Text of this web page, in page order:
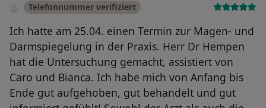
Telefonnummer verifiziert
Ich hatte am 25.04. einen Termin zur Magen- und
Darmspiegelung in der Praxis. Herr Dr Hempen
hat die Untersuchung gemacht, assistiert von
Caro und Bianca. Ich habe mich von Anfang bis
Ende gut aufgehoben, gut behandelt und gut